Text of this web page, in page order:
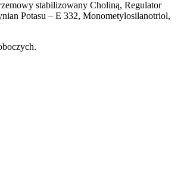
stabilizowany Choliną, Regulator
Potasu – E 332, Monometylosilanotriol,